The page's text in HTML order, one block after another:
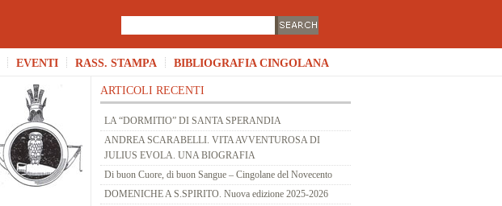
EVENTI RASS. STAMPA BIBLIOGRAFIA CINGOLANA
ARTICOLI RECENTI
LA “DORMITIO” DI SANTA SPERANDIA
ANDREA SCARABELLI. VITA AVVENTUROSA DI
JULIUS EVOLA. UNA BIOGRAFIA
Di buon Cuore, di buon Sangue – Cingolane del Novecento
DOMENICHE A S.SPIRITO. Nuova edizione 2025-2026